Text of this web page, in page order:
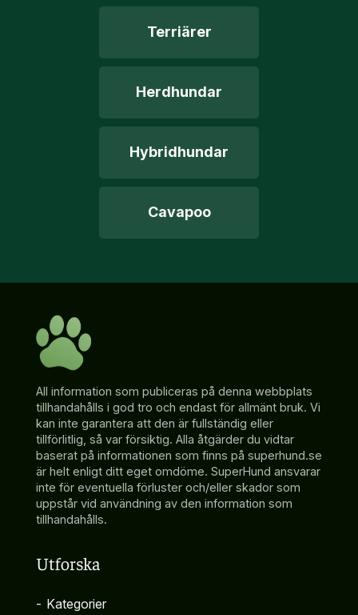
Terriärer
Herdhundar
Hybridhundar
Cavapoo
All information som publiceras på denna webbplats
tillhandahålls i god tro och endast för allmänt bruk. Vi
kan inte garantera att den är fullständig eller
tillförlitlig, så var försiktig. Alla åtgärder du vidtar
baserat på informationen som finns på superhund.se
är helt enligt ditt eget omdöme. SuperHund ansvarar
inte för eventuella förluster och/eller skador som
uppstår vid användning av den information som
tillhandahålls.
Utforska
- Kategorier